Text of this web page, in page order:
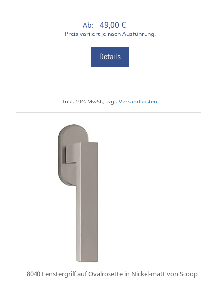
Ab: 49,00 €
Preis variiert je nach Ausführung.
Details
Inkl. 19% MwSt., zzgl.Versandkosten
8040 Fenstergriff auf Ovalrosette in Nickel-matt von Scoop